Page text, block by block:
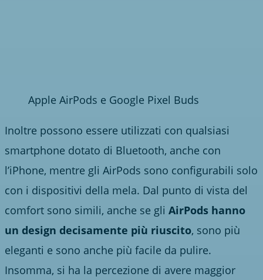
Apple AirPods e Google Pixel Buds
Inoltre possono essere utilizzati con qualsiasi
smartphone dotato di Bluetooth, anche con
l’iPhone, mentre gli AirPods sono configurabili solo
con i dispositivi della mela. Dal punto di vista del
comfort sono simili, anche se gli AirPods hanno
un design decisamente più riuscito, sono più
eleganti e sono anche più facile da pulire.
Insomma, si ha la percezione di avere maggior